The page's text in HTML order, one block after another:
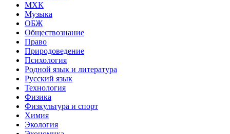
МХК
Музыка
ОБЖ
Обществознание
Право
Природоведение
Психология
Родной язык и литература
Русский язык
Технология
Физика
Физкультура и спорт
Химия
Экология